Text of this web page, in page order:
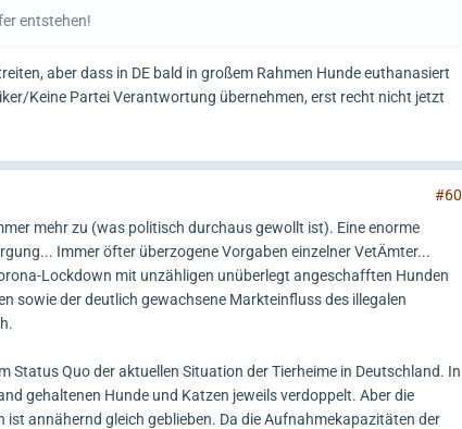
entstehen!
aber dass in DE bald in großem Rahmen Hunde euthanasiert
Keine Partei Verantwortung übernehmen, erst recht nicht jetzt
#60
mehr zu (was politisch durchaus gewollt ist). Eine enorme
Immer öfter überzogene Vorgaben einzelner VetÄmter...
Lockdown mit unzähligen unüberlegt angeschafften Hunden
sowie der deutlich gewachsene Markteinfluss des illegalen
Status Quo der aktuellen Situation der Tierheime in Deutschland. In
gehaltenen Hunde und Katzen jeweils verdoppelt. Aber die
annähernd gleich geblieben. Da die Aufnahmekapazitäten der